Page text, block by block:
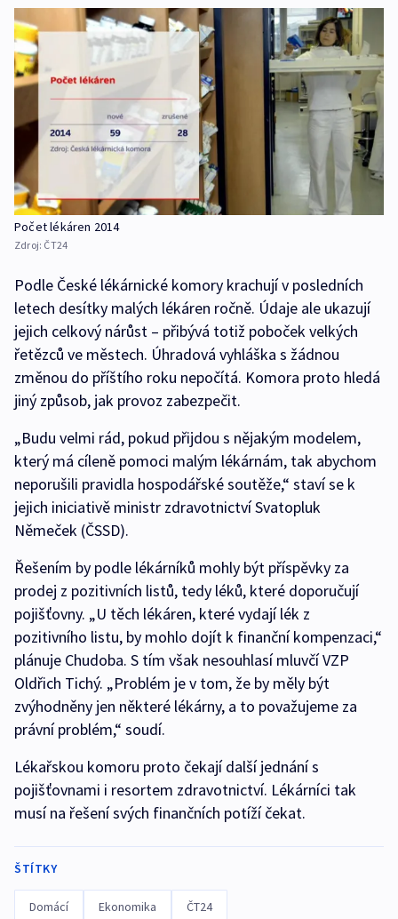
Počet lékáren 2014
Zdroj: ČT24
Podle České lékárnické komory krachují v posledních
letech desítky malých lékáren ročně. Údaje ale ukazují
jejich celkový nárůst – přibývá totiž poboček velkých
řetězců ve městech. Úhradová vyhláška s žádnou
změnou do příštího roku nepočítá. Komora proto hledá
jiný způsob, jak provoz zabezpečit.
„Budu velmi rád, pokud přijdou s nějakým modelem,
který má cíleně pomoci malým lékárnám, tak abychom
neporušili pravidla hospodářské soutěže,“ staví se k
jejich iniciativě ministr zdravotnictví Svatopluk
Němeček (ČSSD).
Řešením by podle lékárníků mohly být příspěvky za
prodej z pozitivních listů, tedy léků, které doporučují
pojišťovny. „U těch lékáren, které vydají lék z
pozitivního listu, by mohlo dojít k finanční kompenzaci,“
plánuje Chudoba. S tím však nesouhlasí mluvčí VZP
Oldřich Tichý. „Problém je v tom, že by měly být
zvýhodněny jen některé lékárny, a to považujeme za
právní problém,“ soudí.
Lékařskou komoru proto čekají další jednání s
pojišťovnami i resortem zdravotnictví. Lékárníci tak
musí na řešení svých finančních potíží čekat.
ŠTÍTKY
Domácí Ekonomika ČT24